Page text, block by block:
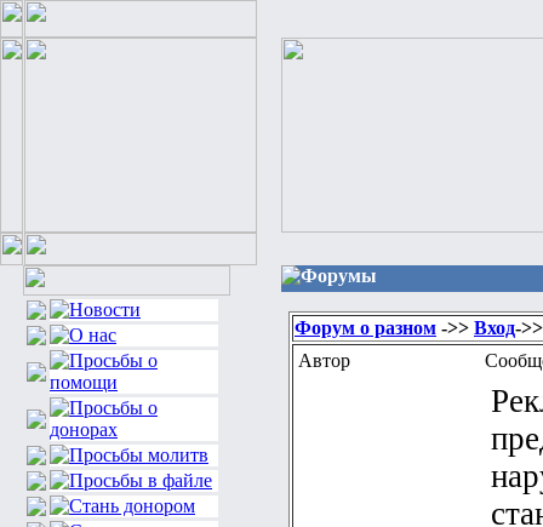
Форумы
Форум о разном ->> Вход-
Автор